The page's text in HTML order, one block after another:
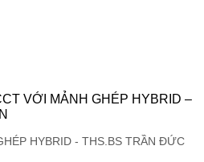
VỚI MẢNH GHÉP HYBRID –
HYBRID - THS.BS TRẦN ĐỨC